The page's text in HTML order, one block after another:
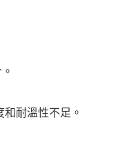
耐溫性不足。